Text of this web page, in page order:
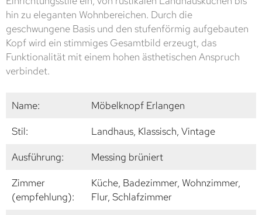
hin zu eleganten Wohnbereichen. Durch die
geschwungene Basis und den stufenförmig aufgebauten
Kopf wird ein stimmiges Gesamtbild erzeugt, das
Funktionalität mit einem hohen ästhetischen Anspruch
verbindet.
Name:
Möbelknopf Erlangen
Stil:
Landhaus, Klassisch, Vintage
Ausführung:
Messing brüniert
Zimmer
(empfehlung):
Küche, Badezimmer, Wohnzimmer,
Flur, Schlafzimmer